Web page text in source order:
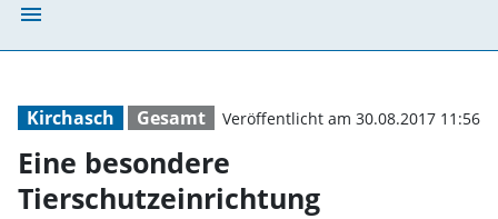
menu
Kirchasch Gesamt Veröffentlicht am 30.08.2017 11:56
Eine besondere
Tierschutzeinrichtung